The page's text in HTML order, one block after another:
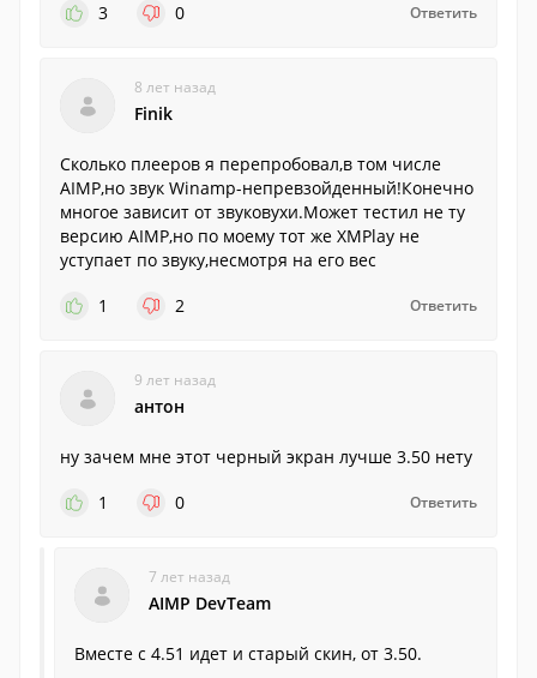
3
0 Ответить
8 лет назад
Finik
Сколько плееров я перепробовал,в том числе
AIMP,но звук Winamp-непревзойденный!Конечно
многое зависит от звуковухи.Может тестил не ту
версию AIMP,но по моему тот же XMPlay не
уступает по звуку,несмотря на его вес
1
2 Ответить
9 лет назад
антон
ну зачем мне этот черный экран лучше 3.50 нету
1
0 Ответить
7 лет назад
AIMP DevTeam
Вместе с 4.51 идет и старый скин, от 3.50.